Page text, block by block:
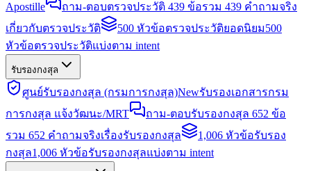
Apostille
ถาม-ตอบตรวจประวัติ 439 ข้อรวม 439 คำถามจริง
เกี่ยวกับตรวจประวัติ
500 หัวข้อตรวจประวัติยอดนิยม500
หัวข้อตรวจประวัติแบ่งตาม intent
รับรองกงสุล
ศูนย์รับรองกงสุล (กรมการกงสุล)Newรับรองเอกสารกรม
การกงสุล แจ้งวัฒนะ/MRT
ถาม-ตอบรับรองกงสุล 652 ข้อ
รวม 652 คำถามจริงเรื่องรับรองกงสุล
1,006 หัวข้อรับรอง
กงสุล1,006 หัวข้อรับรองกงสุลแบ่งตาม intent